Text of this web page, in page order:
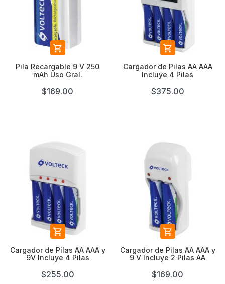

Pila Recargable 9 V 250
mAh Uso Gral.
$169.00

Cargador de Pilas AA AAA
Incluye 4 Pilas
$375.00

Cargador de Pilas AA AAA y
9V Incluye 4 Pilas
$255.00

Cargador de Pilas AA AAA y
9 V Incluye 2 Pilas AA
$169.00